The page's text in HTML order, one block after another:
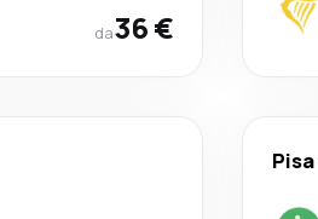
da36 €
Pisa